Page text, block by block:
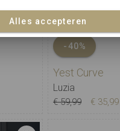
-40%
Yest Curve
Luzia
€ 59,99 € 35,99
Alles accepteren